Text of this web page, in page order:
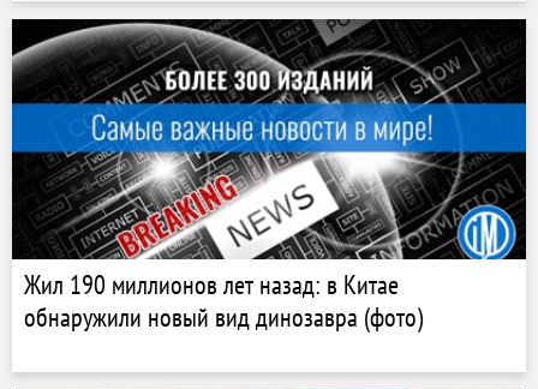
Жил 190 миллионов лет назад: в Китае
обнаружили новый вид динозавра (фото)